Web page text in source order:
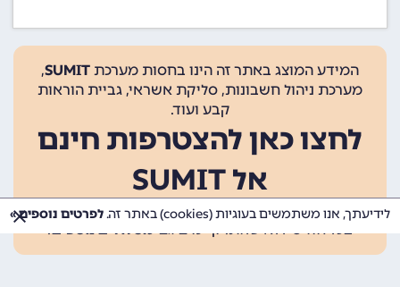
המידע המוצג באתר זה הינו בחסות מערכת SUMIT
,
מערכת ניהול חשבונות, סליקת אשראי, גביית הוראות
קבע ועוד.
לחצו כאן להצטרפות חינם
אל SUMIT
ההצטרפות אינה כרוכה בתשלום, ומאפשרת 10 פעולות
בכל חודש ללא עלות. קיימים גםמסלולים נוספים.
לידיעתך, אנו משתמשים בעוגיות (cookies) באתר זה. לפרטים נוספים »